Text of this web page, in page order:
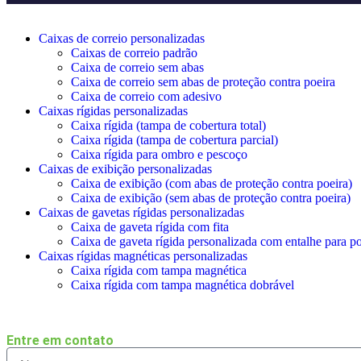
Caixas de correio personalizadas
Caixas de correio padrão
Caixa de correio sem abas
Caixa de correio sem abas de proteção contra poeira
Caixa de correio com adesivo
Caixas rígidas personalizadas
Caixa rígida (tampa de cobertura total)
Caixa rígida (tampa de cobertura parcial)
Caixa rígida para ombro e pescoço
Caixas de exibição personalizadas
Caixa de exibição (com abas de proteção contra poeira)
Caixa de exibição (sem abas de proteção contra poeira)
Caixas de gavetas rígidas personalizadas
Caixa de gaveta rígida com fita
Caixa de gaveta rígida personalizada com entalhe para
Caixas rígidas magnéticas personalizadas
Caixa rígida com tampa magnética
Caixa rígida com tampa magnética dobrável
Entre em contato